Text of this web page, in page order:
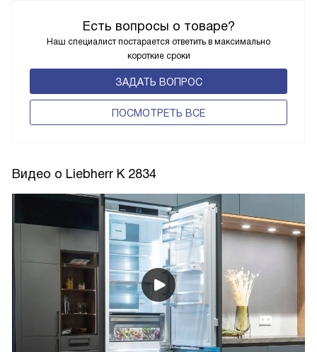
Есть вопросы о товаре?
Наш специалист постарается ответить в максимально
короткие сроки
ЗАДАТЬ ВОПРОС
ПОCМОТРЕТЬ ВСЕ
Видео о Liebherr K 2834